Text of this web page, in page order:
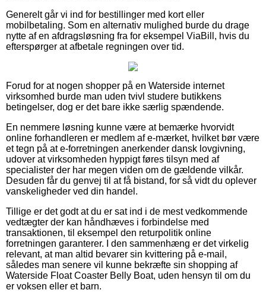
Generelt går vi ind for bestillinger med kort eller
mobilbetaling. Som en alternativ mulighed burde du drage
nytte af en afdragsløsning fra for eksempel ViaBill, hvis du
efterspørger at afbetale regningen over tid.
Forud for at nogen shopper på en Waterside internet
virksomhed burde man uden tvivl studere butikkens
betingelser, dog er det bare ikke særlig spændende.
En nemmere løsning kunne være at bemærke hvorvidt
online forhandleren er medlem af e-mærket, hvilket bør være
et tegn på at e-forretningen anerkender dansk lovgivning,
udover at virksomheden hyppigt føres tilsyn med af
specialister der har megen viden om de gældende vilkår.
Desuden får du genvej til at få bistand, for så vidt du oplever
vanskeligheder ved din handel.
Tillige er det godt at du er sat ind i de mest vedkommende
vedtægter der kan håndhæves i forbindelse med
transaktionen, til eksempel den returpolitik online
forretningen garanterer. I den sammenhæng er det virkelig
relevant, at man altid bevarer sin kvittering på e-mail,
således man senere vil kunne bekræfte sin shopping af
Waterside Float Coaster Belly Boat, uden hensyn til om du
er voksen eller et barn.